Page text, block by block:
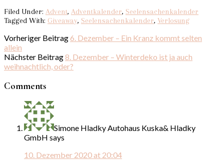
Filed Under: Advent, Adventkalender, Seelensachenkalender
Tagged With: Giveaway, Seelensachenkalender, Verlosung
Vorheriger Beitrag6. Dezember – Ein Kranz kommt selten
allein
Nächster Beitrag8. Dezember – Winterdeko ist ja auch
weihnachtlich, oder?
Comments
Simone Hladky Autohaus Kuska& Hladky
GmbH says
10. Dezember 2020 at 20:04